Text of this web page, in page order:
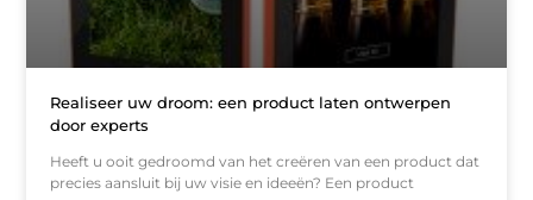
Realiseer uw droom: een product laten ontwerpen
door experts
Heeft u ooit gedroomd van het creëren van een product dat
precies aansluit bij uw visie en ideeën? Een product